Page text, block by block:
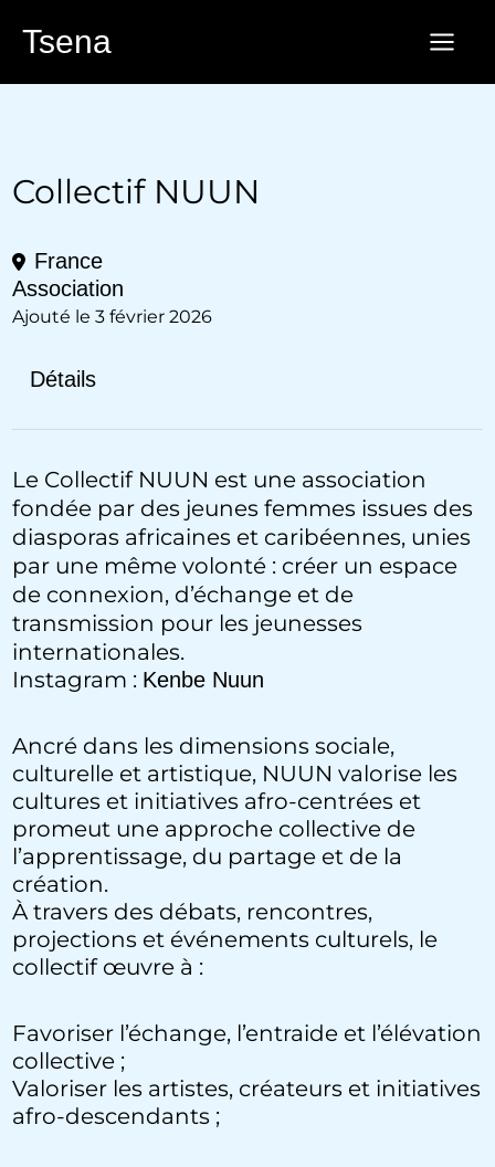
auTsena
Collectif NUUN
France
Association
Ajouté le 3 février 2026
Détails
Le Collectif NUUN est une association
fondée par des jeunes femmes issues des
diasporas africaines et caribéennes, unies
par une même volonté : créer un espace
de connexion, d’échange et de
transmission pour les jeunesses
internationales.
Instagram : Kenbe Nuun
Ancré dans les dimensions sociale,
culturelle et artistique, NUUN valorise les
cultures et initiatives afro-centrées et
promeut une approche collective de
l’apprentissage, du partage et de la
création.
À travers des débats, rencontres,
projections et événements culturels, le
collectif œuvre à :
Favoriser l’échange, l’entraide et l’élévation
collective ;
Valoriser les artistes, créateurs et initiatives
afro-descendants ;